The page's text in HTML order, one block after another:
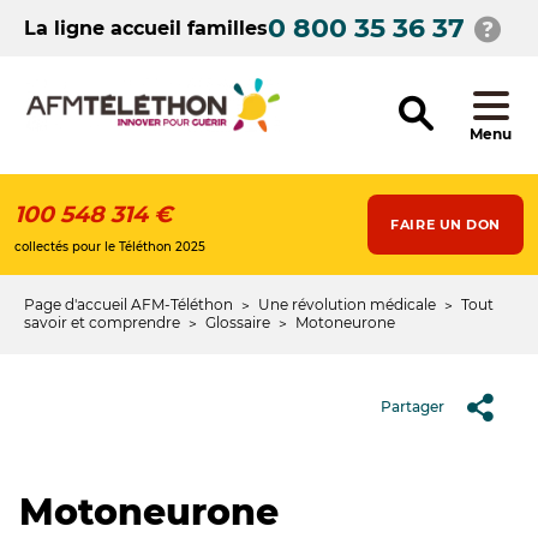
contenuLa ligne accueil familles0 800 35 36 37
Menu
100 548 314 €
collectés pour le Téléthon 2025
FAIRE UN DON
Fil
Page d'accueil AFM-Téléthon Une révolution médicale
Tout
savoir et comprendre
Glossaire Motoneurone
Partager
Motoneurone